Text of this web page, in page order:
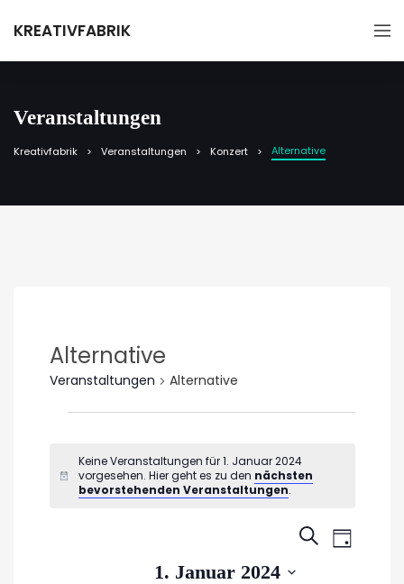
KREATIVFABRIK
Veranstaltungen
Kreativfabrik Veranstaltungen Konzert Alternative
Alternative
Veranstaltungen Alternative
für
1.
Hinweis
Keine Veranstaltungen für 1. Januar 2024
vorgesehen. Hier geht es zu den nächsten
bevorstehenden Veranstaltungen.
Suche
SUCHE
TAG
1. Januar 2024